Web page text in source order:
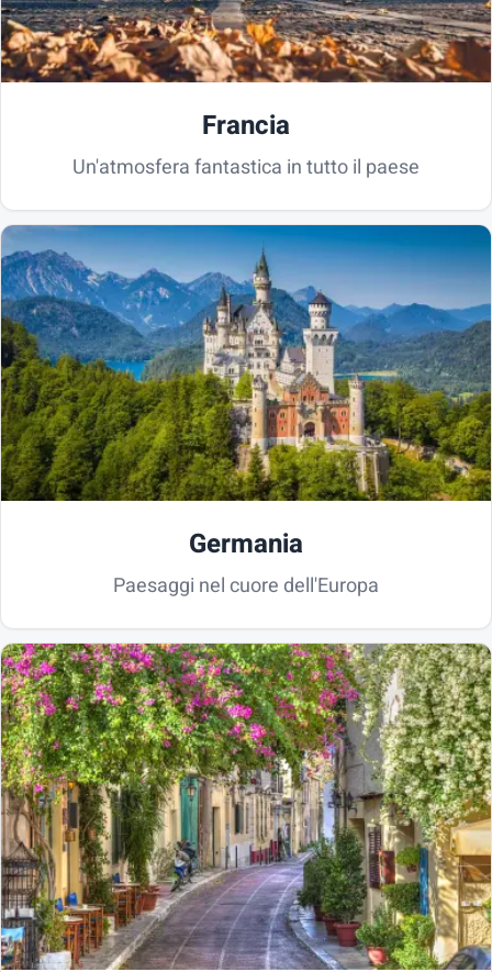
Francia
Un'atmosfera fantastica in tutto il paese
Germania
Paesaggi nel cuore dell'Europa